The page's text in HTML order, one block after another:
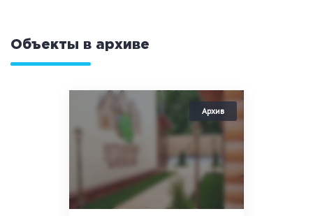
Джакузи
Обливная кадушка
Караоке
Настольные игры
Объекты в архиве